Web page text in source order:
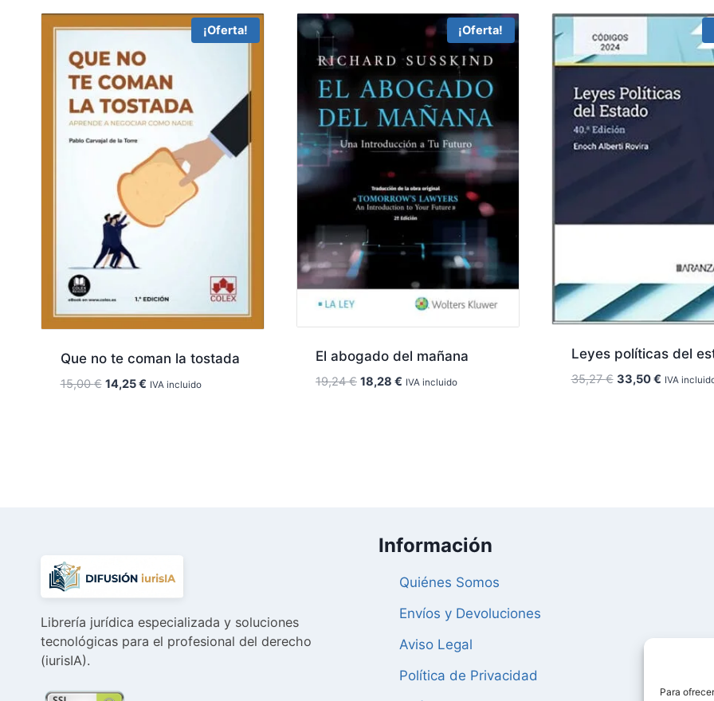
Para
¡Oferta!
Que no te coman la tostada
15,00€ El
14,25€ElIVA incluido
¡Oferta!
El abogado del mañana
19,24€ El
18,28 € El
IVA incluido
Leyes políticas del
35,27€ El
33,50€ElIVA
Librería jurídica especializada y soluciones
tecnológicas para el profesional del derecho
(iurisIA).
Información
Quiénes Somos
Envíos y Devoluciones
Aviso Legal
Política de Privacidad